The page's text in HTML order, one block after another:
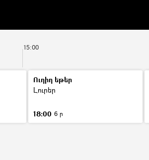
15:00
Ուղիղ եթեր
Լուրեր
18:00 6 ր